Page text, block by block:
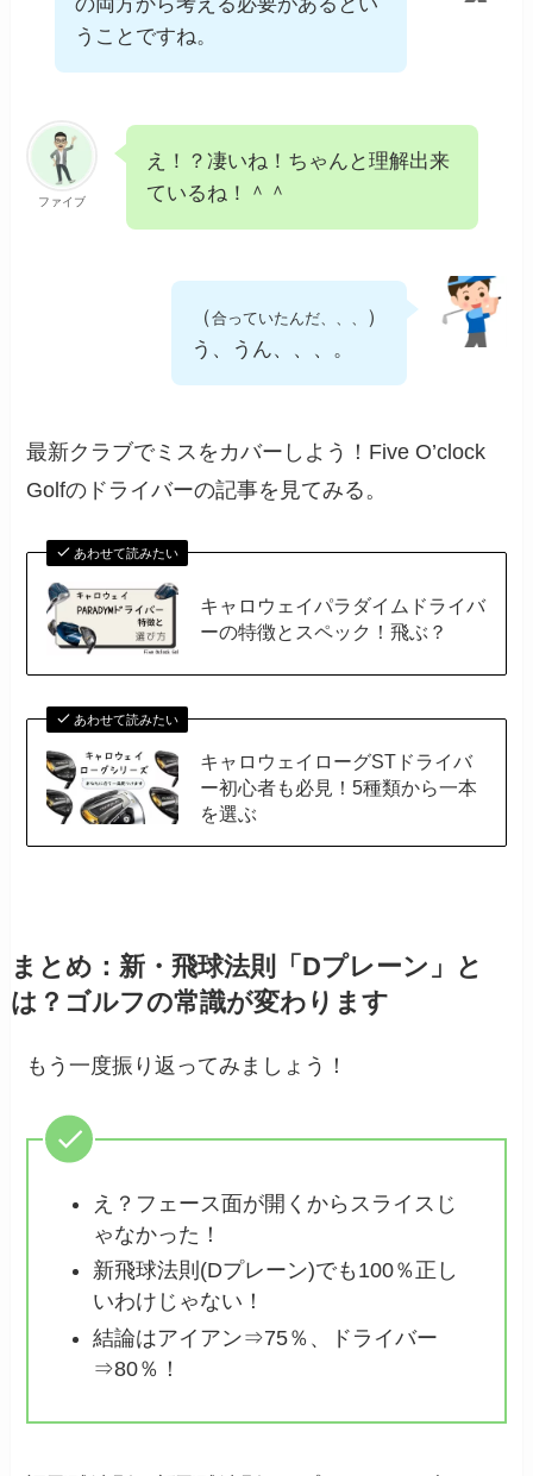
うことですね。
ファイブ
え！？凄いね！ちゃんと理解出来
ているね！＾＾
（合っていたんだ、、、
）
う、うん、、、。
最新クラブでミスをカバーしよう！Five O’clock
Golfのドライバーの記事を見てみる。
あわせて読みたい
キャロウェイパラダイムドライバ
ーの特徴とスペック！飛ぶ？
あわせて読みたい
キャロウェイローグSTドライバ
ー初心者も必見！5種類から一本
を選ぶ
まとめ：新・飛球法則「Dプレーン」と
は？ゴルフの常識が変わります
もう一度振り返ってみましょう！
え？フェース面が開くからスライスじ
ゃなかった！
新飛球法則(Dプレーン)でも100％正し
いわけじゃない！
結論はアイアン⇒75％、ドライバー
⇒80％！